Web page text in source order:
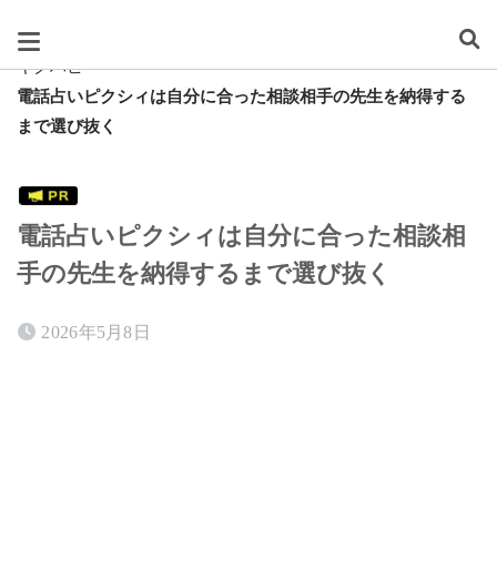
スグレタ
キクハピ
電話占いピクシィは自分に合った相談相手の先生を納得する
まで選び抜く
電話占いピクシィは自分に合った相談相
手の先生を納得するまで選び抜く
2026年5月8日